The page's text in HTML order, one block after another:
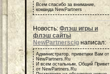
Всем спасибо за внимание,
команда NewPartners
Новость: Флэш игры и
флэш сайты
NewPartnerscig написал:
Администратор, приветики Вам от
NewPartners.Ru
И всем остальным, Общий Привет
от NewPartners.Ru